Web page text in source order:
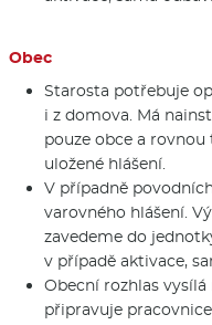
Obec
Starosta potřebuje
i z domova. Má
pouze obce a
uložené hlášení.
V případně
varovného hlášení.
zavedeme do
v případě aktivace,
Obecní rozhlas
připravuje